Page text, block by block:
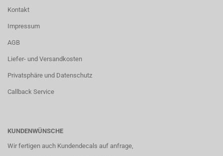
Kontakt
Impressum
AGB
Liefer- und Versandkosten
Privatsphäre und Datenschutz
Callback Service
KUNDENWÜNSCHE
Wir fertigen auch Kundendecals auf anfrage,